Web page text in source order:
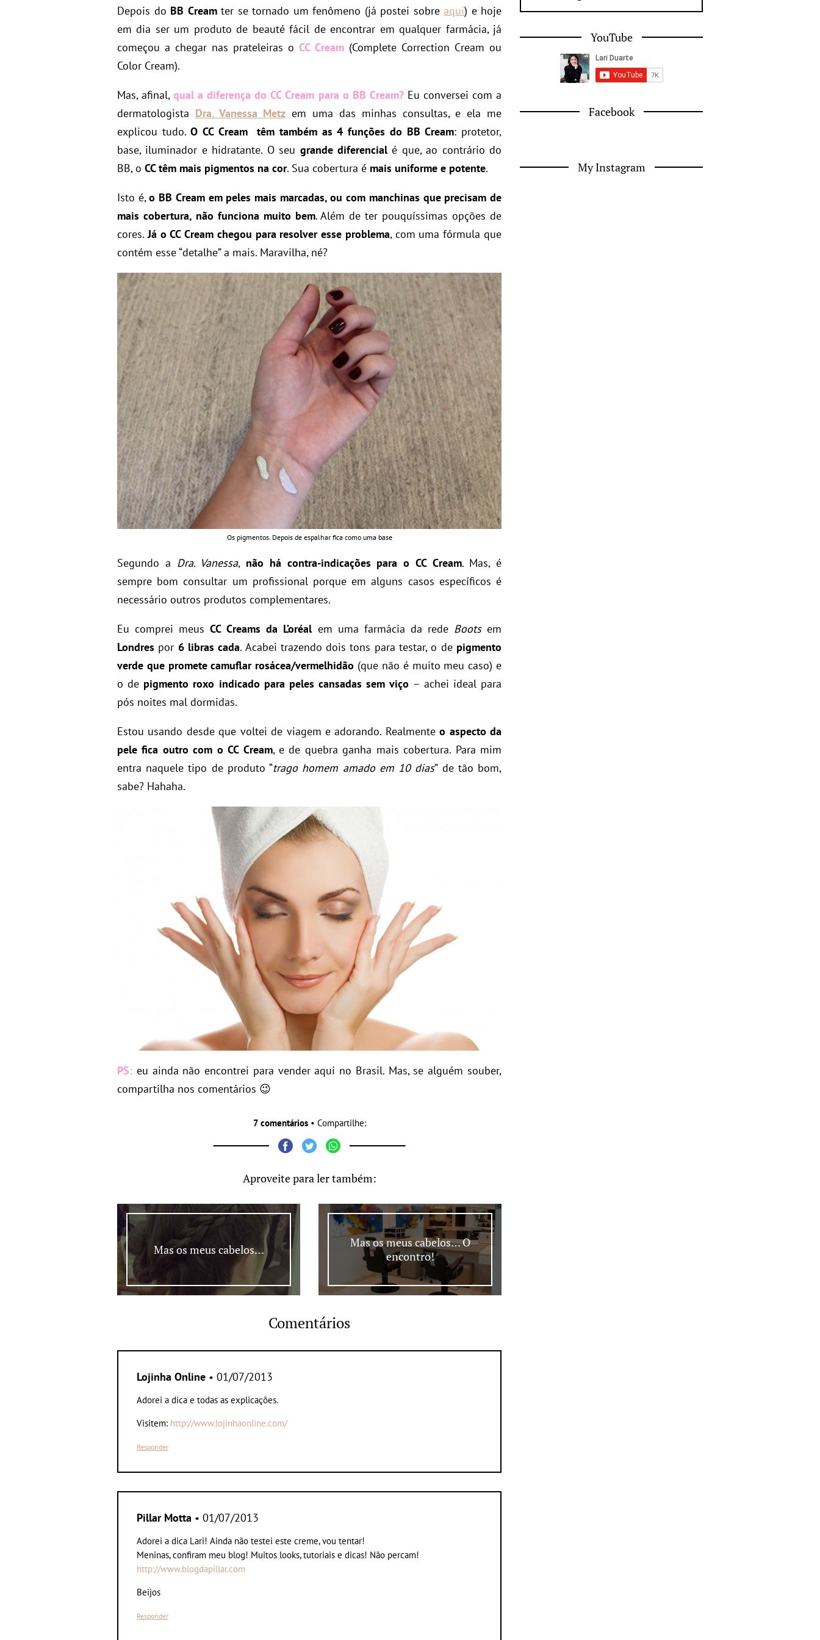
Depois do BB Creamter se tornado um fenômeno (já postei sobre aqui) e hoje
em dia ser um produto de beauté fácil de encontrar em qualquer farmácia, já
começou a chegar nas prateleiras o CC Cream (Complete Correction Cream ou
Color Cream).
Mas, afinal,qual a diferença do CC Cream para o BB Cream?Eu conversei com a
dermatologista Dra. Vanessa Metz em uma das minhas consultas, e ela me
explicou tudo.O CC Cream têm também as 4 funções do BB Cream: protetor,
base, iluminador e hidratante. O seu grande diferencialé que, ao contrário do
BB, o CC têm mais pigmentos na cor. Sua cobertura é mais uniforme e potente.
Isto é,o BB Cream em peles mais marcadas, ou com manchinas que precisam de
mais cobertura, não funciona muito bem. Além de ter pouquíssimas opções de
cores.Já o CC Cream chegou para resolver esse problema, com uma fórmula que
contém esse “detalhe” a mais. Maravilha, né?
Os pigmentos. Depois de espalhar fica como uma base
Segundo a Dra. Vanessa, não há contra-indicações para o CC Cream. Mas, é
sempre bom consultar um profissional porque em alguns casos específicos é
necessário outros produtos complementares.
Eu comprei meusCC Creams da L’oréalem uma farmácia da rede Bootsem
Londres por 6 libras cada. Acabei trazendo dois tons para testar, o de pigmento
verde que promete camuflar rosácea/vermelhidão (que não é muito meu caso) e
o de pigmento roxo indicado para peles cansadas sem viço – achei ideal para
pós noites mal dormidas.
Estou usando desde que voltei de viagem e adorando. Realmenteo aspecto da
pele fica outro com o CC Cream, e de quebra ganha mais cobertura. Para mim
entra naquele tipo de produto “trago homem amado em 10 dias” de tão bom,
sabe? Hahaha.
PS: eu ainda não encontrei para vender aqui no Brasil. Mas, se alguém souber,
compartilha nos comentários 😉
7 comentários• Compartilhe:
Aproveite para ler também:
Mas os meus cabelos…
Mas os meus cabelos… O
encontro!
Comentários
Lojinha Online • 01/07/2013
Adorei a dica e todas as explicações.
Visitem: http://www.lojinhaonline.com/
Responder
Pillar Motta • 01/07/2013
Adorei a dica Lari! Ainda não testei este creme, vou tentar!
Meninas, confiram meu blog! Muitos looks, tutoriais e dicas! Não percam!
http://www.blogdapillar.com
Beijos
Responder
YouTube
Facebook
My Instagram